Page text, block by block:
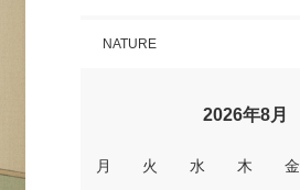
NATURE
2026年8月
月 火 水 木 金